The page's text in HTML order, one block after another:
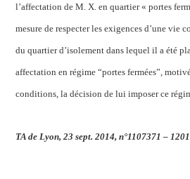
l’affectation de M. X. en quartier « portes
mesure de respecter les exigences d’une vie
du quartier d’isolement dans lequel il a été
affectation en régime “portes fermées”,
conditions, la décision de lui imposer ce
TA de Lyon, 23 sept. 2014, n°1107371 –